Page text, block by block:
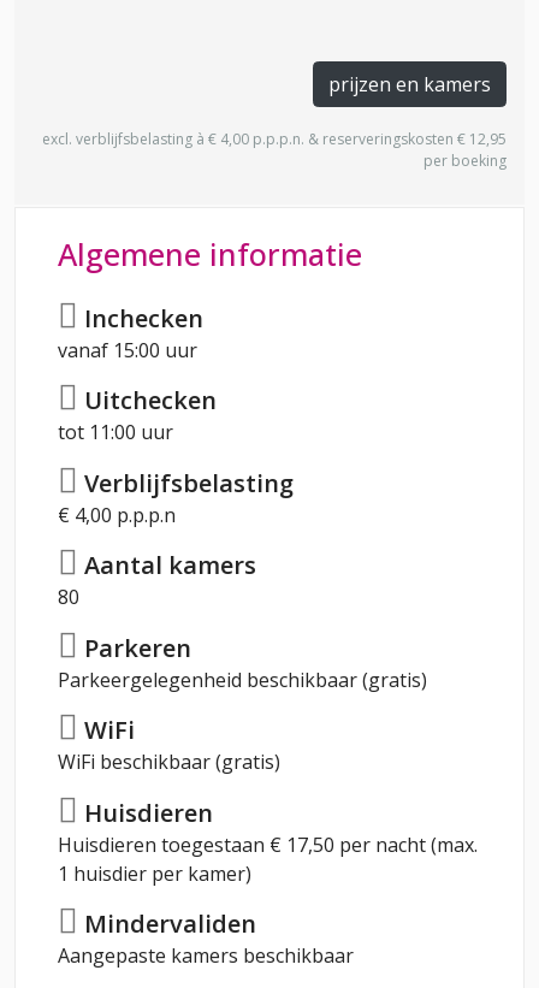
prijzen en kamers
excl. verblijfsbelasting à € 4,00 p.p.p.n. & reserveringskosten € 12,95
per boeking
Algemene informatie
Inchecken
vanaf 15:00 uur
Uitchecken
tot 11:00 uur
Verblijfsbelasting
€ 4,00 p.p.p.n
Aantal kamers
80
Parkeren
Parkeergelegenheid beschikbaar (gratis)
WiFi
WiFi beschikbaar (gratis)
Huisdieren
Huisdieren toegestaan € 17,50 per nacht (max.
1 huisdier per kamer)
Mindervaliden
Aangepaste kamers beschikbaar